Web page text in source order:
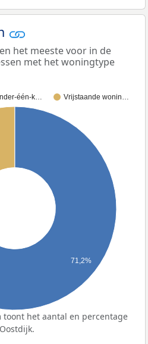
het meeste voor in de
met het woningtype
één-k… Vrijstaande wonin…
71,2%
het aantal en percentage